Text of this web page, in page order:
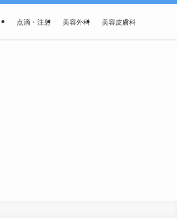
点滴・注射 美容外科 美容皮膚科